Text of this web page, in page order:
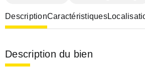
DescriptionCaractéristiques
Description du bien